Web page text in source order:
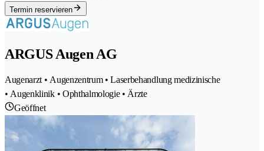
Termin reservieren
ARGUS Augen AG
Augenarzt • Augenzentrum • Laserbehandlung medizinische
• Augenklinik • Ophthalmologie • Ärzte
Geöffnet